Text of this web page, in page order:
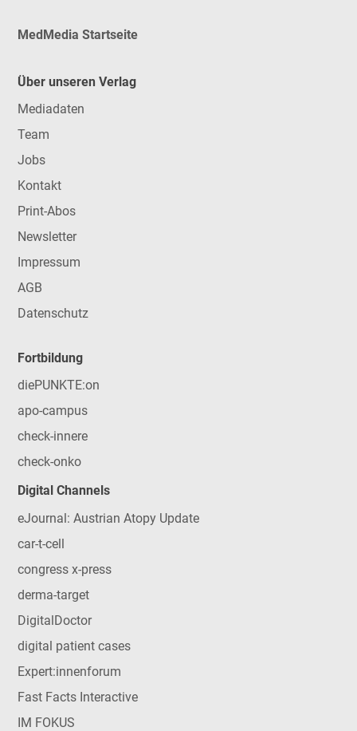
MedMedia Startseite
Über unseren Verlag
Mediadaten
Team
Jobs
Kontakt
Print-Abos
Newsletter
Impressum
AGB
Datenschutz
Fortbildung
diePUNKTE:on
apo-campus
check-innere
check-onko
Digital Channels
eJournal: Austrian Atopy Update
car-t-cell
congress x-press
derma-target
DigitalDoctor
digital patient cases
Expert:innenforum
Fast Facts Interactive
IM FOKUS